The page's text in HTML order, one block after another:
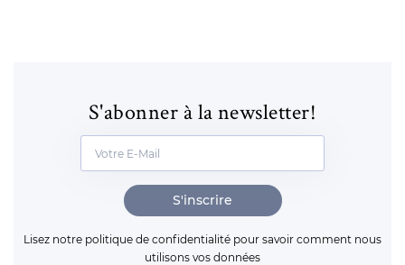
S'abonner à la newsletter!
S'inscrire
Lisez notre politique de confidentialité pour savoir comment nous
utilisons vos données